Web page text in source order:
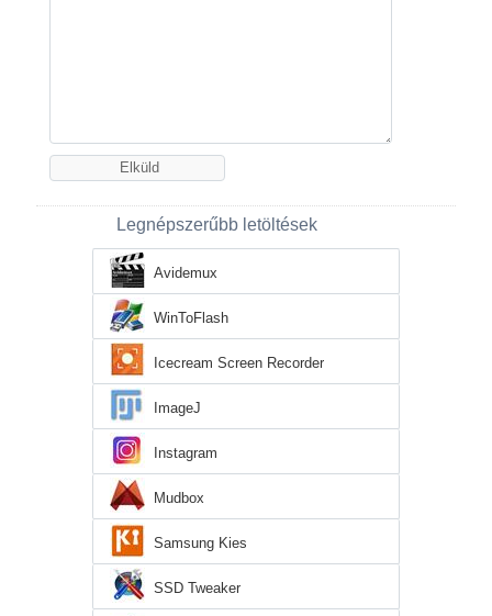
Legnépszerűbb letöltések
Avidemux
WinToFlash
Icecream Screen Recorder
ImageJ
Instagram
Mudbox
Samsung Kies
SSD Tweaker